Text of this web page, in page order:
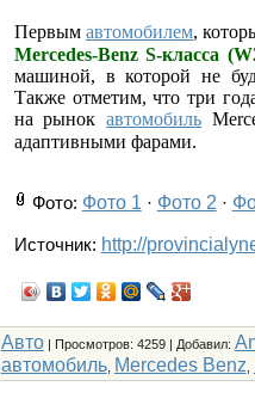
Первым автомобилем,
Mercedes-Benz S-класса
машиной, в которой не
Также отметим, что три
на рынокавтомобиль
адаптивными фарами.
Фото: Фото 1 · Фото 2 ·
Источник: http://
Авто| Просмотров: 4259 | Добавил:
автомобиль, Mercedes Benz